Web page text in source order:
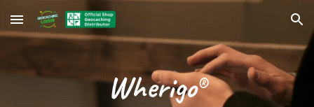
Skip to main content Skip to navigation
Wherigo®